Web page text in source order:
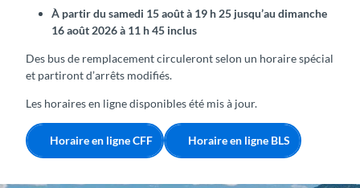
À partir du samedi 15 août à 19 h 25 jusqu’au dimanche
16 août 2026 à 11 h 45 inclus
Des bus de remplacement circuleront selon un horaire spécial
et partiront d’arrêts modifiés.
Les horaires en ligne disponibles été mis à jour.
Horaire en ligne CFF Horaire en ligne BLS